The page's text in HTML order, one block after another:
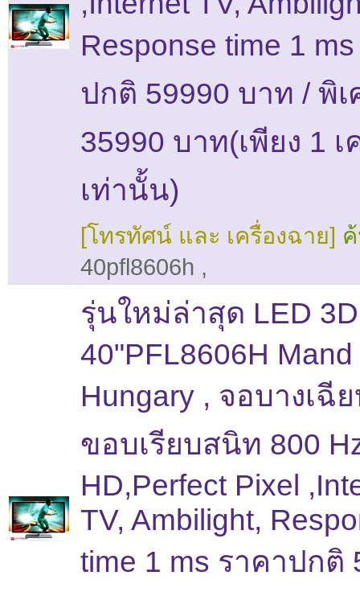
Response time 1
ปกติ 59990 บาท / พิเ
35990 บาท(เพียง 1 เ
เท่านั้น)
[โทรทัศน์ และ เครื่องฉาย]
40pfl8606h ,
รุ่นใหม่ล่าสุด LED 3D
40"PFL8606H Mand
Hungary , จอบางเฉี
ขอบเรียบสนิท 800
HD,Perfect Pixel
TV, Ambilight,
time 1 ms ราคาปกติ